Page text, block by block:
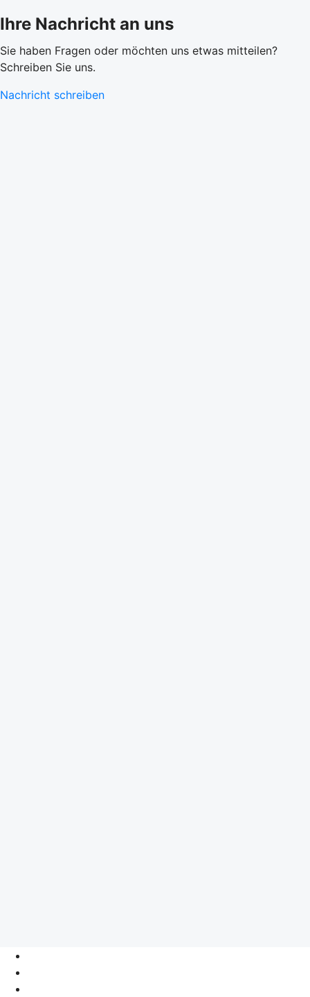
Ihre Nachricht an uns
Sie haben Fragen oder möchten uns etwas mitteilen?
Schreiben Sie uns.
Nachricht schreiben